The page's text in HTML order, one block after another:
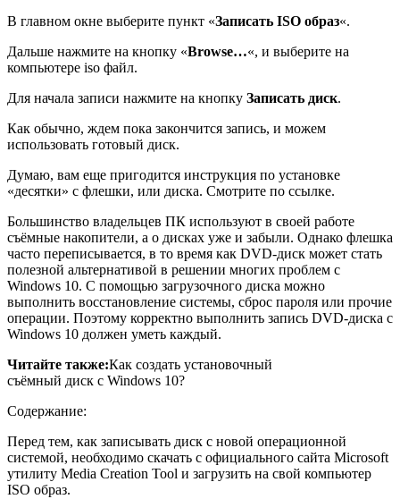
В главном окне выберите пункт «Записать ISO образ«.
Дальше нажмите на кнопку «Browse…«, и выберите на
компьютере iso файл.
Для начала записи нажмите на кнопку Записать диск.
Как обычно, ждем пока закончится запись, и можем
использовать готовый диск.
Думаю, вам еще пригодится инструкция по установке
«десятки» с флешки, или диска. Смотрите по ссылке.
Большинство владельцев ПК используют в своей работе
съёмные накопители, а о дисках уже и забыли. Однако флешка
часто переписывается, в то время как DVD-диск может стать
полезной альтернативой в решении многих проблем с
Windows 10. С помощью загрузочного диска можно
выполнить восстановление системы, сброс пароля или прочие
операции. Поэтому корректно выполнить запись DVD-диска с
Windows 10 должен уметь каждый.
Читайте также:Как создать установочный
съёмный диск с Windows 10?
Содержание:
Перед тем, как записывать диск с новой операционной
системой, необходимо скачать с официального сайта Microsoft
утилиту Media Creation Tool и загрузить на свой компьютер
ISO образ.